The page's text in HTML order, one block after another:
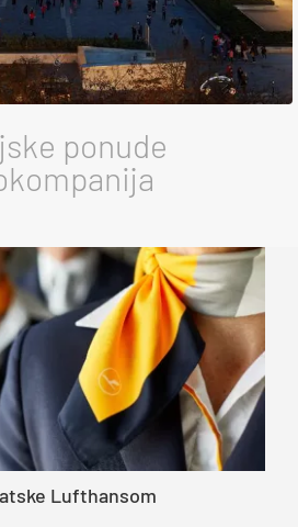
ponude
Lufthansom